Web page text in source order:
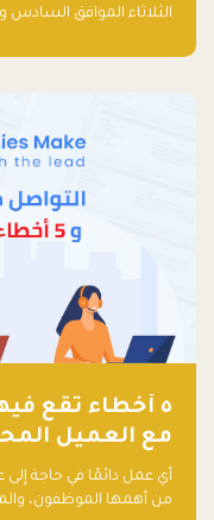
الثلاثاء الموافق
مشاركاً من أبرز صناديق
٥ أخطاء تقع
مع العميل
أي عمل دائمًا في حاجة
من أهمها الموظفون،